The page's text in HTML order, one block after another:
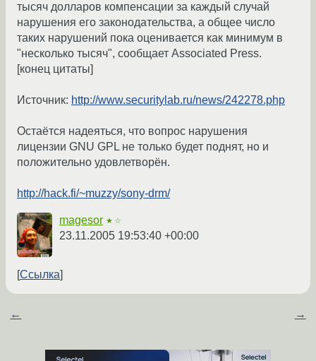
тысяч долларов компенсации за каждый случай
нарушения его законодательства, а общее число
таких нарушений пока оценивается как минимум в
"несколько тысяч", сообщает Associated Press.
[конец цитаты]
Источник: http://www.securitylab.ru/news/242278.php
Остаётся надеяться, что вопрос нарушения
лицензии GNU GPL не только будет поднят, но и
положительно удовлетворён.
http://hack.fi/~muzzy/sony-drm/
magesor ★☆
23.11.2005 19:53:40 +00:00
Ссылка
← →